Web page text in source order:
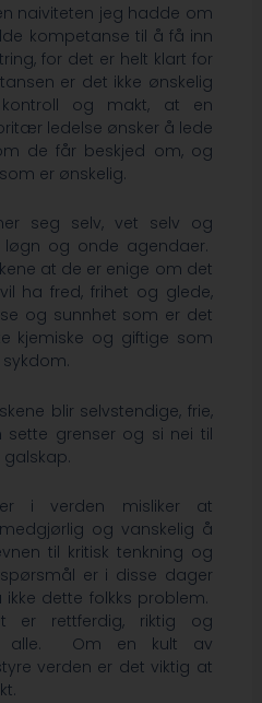
naiviteten jeg hadde om
kompetanse til å få inn
for det er helt klart for
er det ikke ønskelig
og makt, at en
ledelse ønsker å lede
de får beskjed om, og
er ønskelig.
seg selv, vet selv og
løgn og onde agendaer.
at de er enige om det
ha fred, frihet og glede,
og sunnhet som er det
kjemiske og giftige som
blir selvstendige, frie,
grenser og si nei til
i verden misliker at
og vanskelig å
til kritisk tenkning og
er i disse dager
dette folkks problem.
er rettferdig, riktig og
alle. Om en kult av
verden er det viktig at